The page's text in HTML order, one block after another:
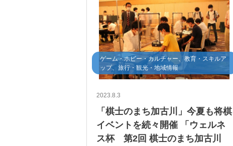
ゲーム・ホビー・カルチャー、教育・スキルア
ップ、旅行・観光・地域情報
2023.8.3
「棋士のまち加古川」今夏も将棋
イベントを続々開催 「ウェルネ
ス杯 第2回 棋士のまち加古川